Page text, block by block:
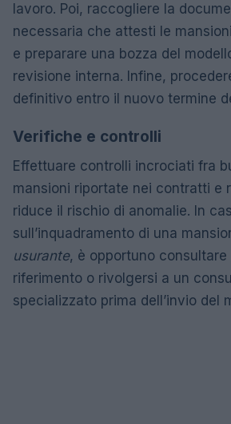
lavoro. Poi, raccogliere la
necessaria che attesti le
e preparare una bozza del
revisione interna. Infine,
definitivo entro il nuovo termine
Verifiche e controlli
Effettuare controlli incrociati fra
mansioni riportate nei contratti e
riduce il rischio di anomalie. In
sull’inquadramento di una
usurante, è opportuno
riferimento o rivolgersi a un
specializzato prima dell’invio del